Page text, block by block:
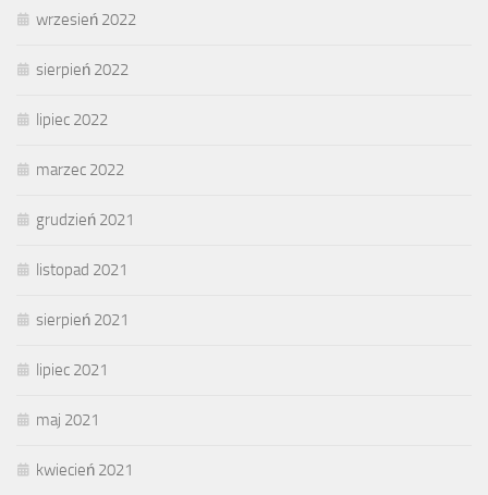
wrzesień 2022
sierpień 2022
lipiec 2022
marzec 2022
grudzień 2021
listopad 2021
sierpień 2021
lipiec 2021
maj 2021
kwiecień 2021